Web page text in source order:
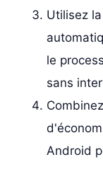
Utilisez
le
sans
Android